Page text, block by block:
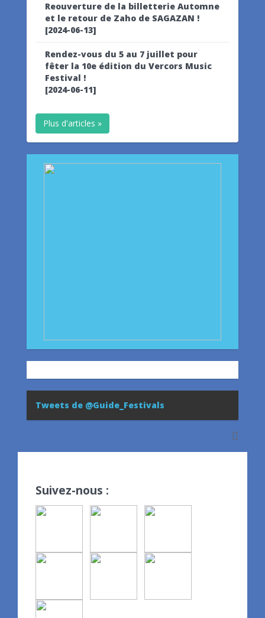
Reouverture de la billetterie Automne
et le retour de Zaho de SAGAZAN !
[2024-06-13]
Rendez-vous du 5 au 7 juillet pour
fêter la 10e édition du Vercors Music
Festival !
[2024-06-11]
Plus d'articles »
Tweets de @Guide_Festivals
Suivez-nous :